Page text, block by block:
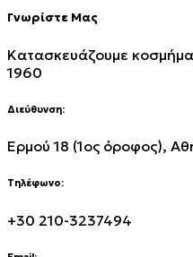
Γνωρίστε Μας
Κατασκευάζουμε
1960
Διεύθυνση:
Ερμού 18 (1ος όροφος),
Τηλέφωνο:
+30 210-3237494